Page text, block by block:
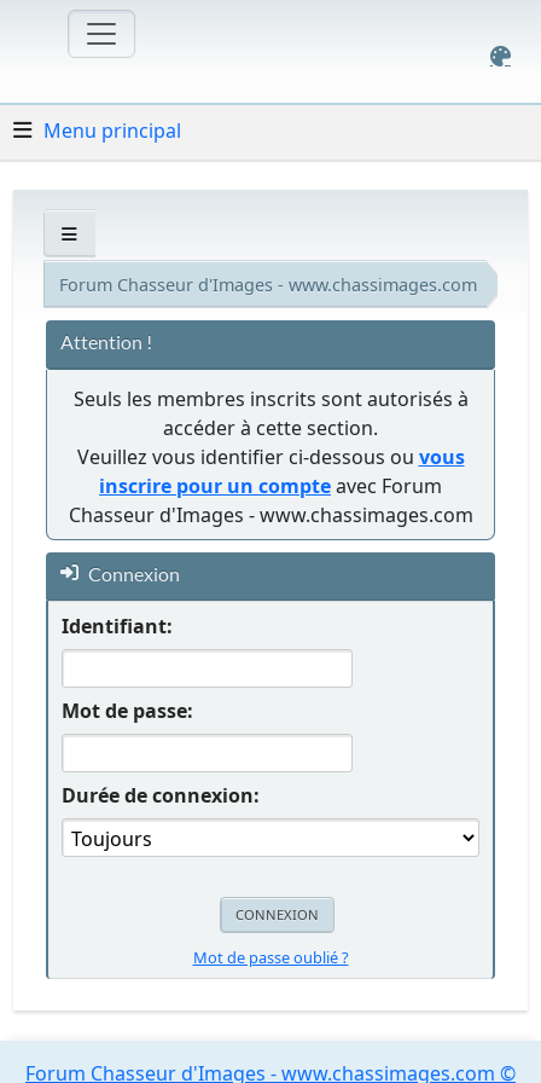
Menu principal
Forum Chasseur d'Images - www.chassimages.com
Attention !
Seuls les membres inscrits sont autorisés à
accéder à cette section.
Veuillez vous identifier ci-dessous ou vous
inscrire pour un compteavec Forum
Chasseur d'Images - www.chassimages.com
Connexion
Identifiant:
Mot de passe:
Durée de connexion:
Mot de passe oublié ?
Forum Chasseur d'Images - www.chassimages.com ©